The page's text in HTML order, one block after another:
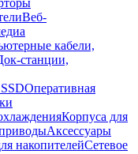
Веб-
кабели,
станции,
Оперативная
Корпуса для
Аксессуары
накопителейСетевое